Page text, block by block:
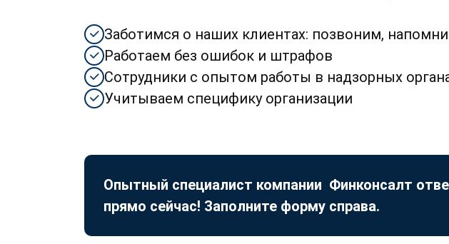
Заботимся о наших клиентах: позвоним,
Работаем без ошибок и штрафов
Сотрудники с опытом работы в надзорных
Учитываем специфику организации
Опытный специалист компании Финконсалт
прямо сейчас! Заполните форму справа.